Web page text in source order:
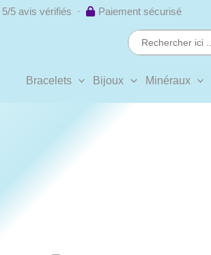
5/5 avis vérifiés · Paiement sécurisé
Search
for:
Bracelets Bijoux Minéraux